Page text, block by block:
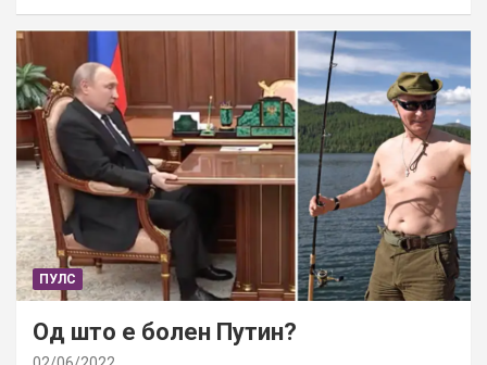
ПУЛС
Од што е болен Путин?